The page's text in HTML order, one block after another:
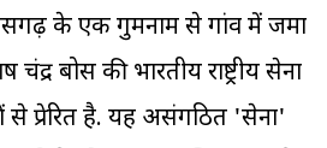
के एक गुमनाम से गांव में जमा
बोस की भारतीय राष्ट्रीय सेना
से प्रेरित है. यह असंगठित 'सेना'